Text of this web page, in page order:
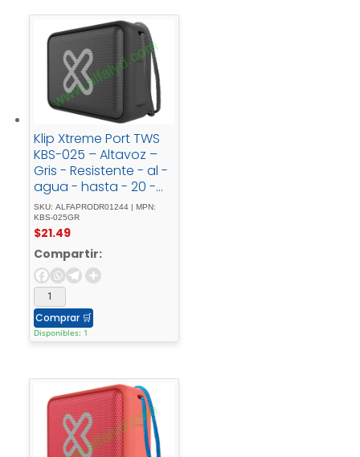
Klip Xtreme Port TWS
KBS-025 – Altavoz –
Gris - Resistente - al -
agua - hasta - 20 -
horas - IPX7
SKU: ALFAPRODR01244 | MPN:
KBS-025GR
$21.49
Compartir:
Comprar 🛒
Disponibles: 1